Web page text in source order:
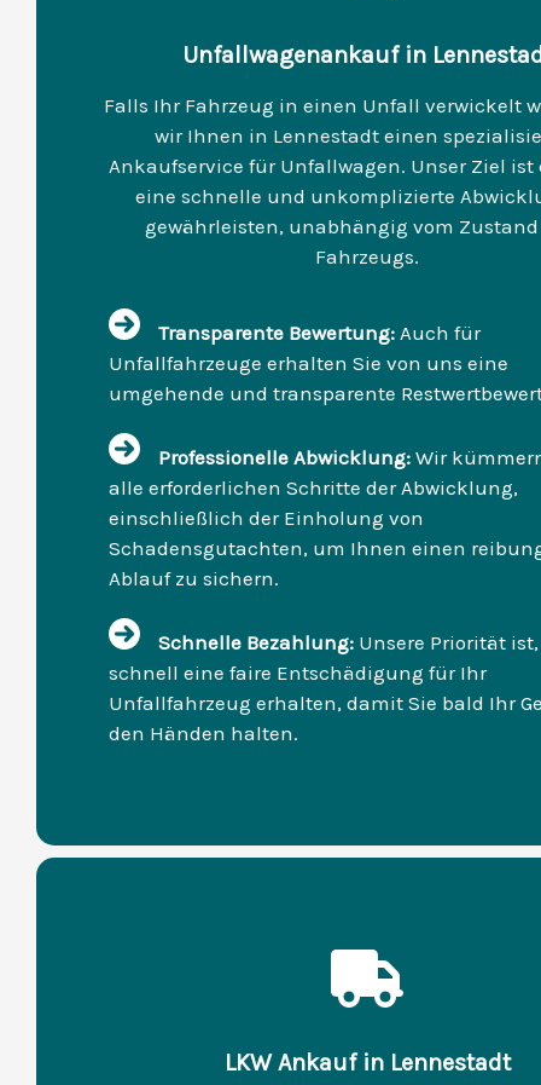
Unfallwagenankauf in
Falls Ihr Fahrzeug in einen Unfall verwickelt
wir Ihnen in Lennestadt einen
Ankaufservice für Unfallwagen. Unser Ziel ist
eine schnelle und unkomplizierte
gewährleisten, unabhängig vom Zustand
Fahrzeugs.
Transparente Bewertung: Auch für
Unfallfahrzeuge erhalten Sie von uns eine
umgehende und transparente
Professionelle Abwicklung: Wir
alle erforderlichen Schritte der Abwicklung,
einschließlich der Einholung von
Schadensgutachten, um Ihnen einen
Ablauf zu sichern.
Schnelle Bezahlung: Unsere Priorität
schnell eine faire Entschädigung für Ihr
Unfallfahrzeug erhalten, damit Sie bald Ihr
den Händen halten.
LKW Ankauf in Lennestadt